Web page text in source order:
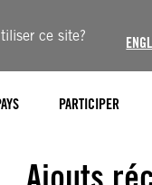
ce site?
PARTICIPER